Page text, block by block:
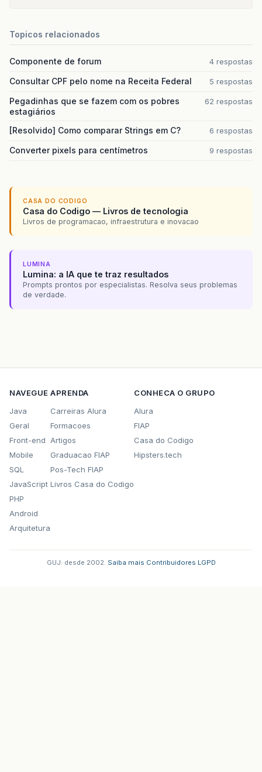
Topicos relacionados
Componente de forum 4 respostas
Consultar CPF pelo nome na Receita Federal 5 respostas
Pegadinhas que se fazem com os pobres
estagiários
62 respostas
[Resolvido] Como comparar Strings em C? 6 respostas
Converter pixels para centímetros 9 respostas
CASA DO CODIGO
Casa do Codigo — Livros de tecnologia
Livros de programacao, infraestrutura e inovacao
LUMINA
Lumina: a IA que te traz resultados
Prompts prontos por especialistas. Resolva seus problemas
de verdade.
NAVEGUE
Java
Geral
Front-end
Mobile
SQL
JavaScript
PHP
Android
Arquitetura
APRENDA
Carreiras Alura
Formacoes
Artigos
Graduacao FIAP
Pos-Tech FIAP
Livros Casa do Codigo
CONHECA O GRUPO
Alura
FIAP
Casa do Codigo
Hipsters.tech
GUJ: desde 2002. Saiba mais Contribuidores LGPD